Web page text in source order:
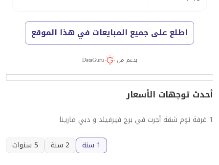
اطلع على جميع المبايعات في هذا الموقع
بدعم من DataGuru
أحدث توجهات الأسعار
1 غرفة نوم شقة أجرت في برج فيرفيلد و دبي مارينا
1 سنة
2 سنة 5 سنوات